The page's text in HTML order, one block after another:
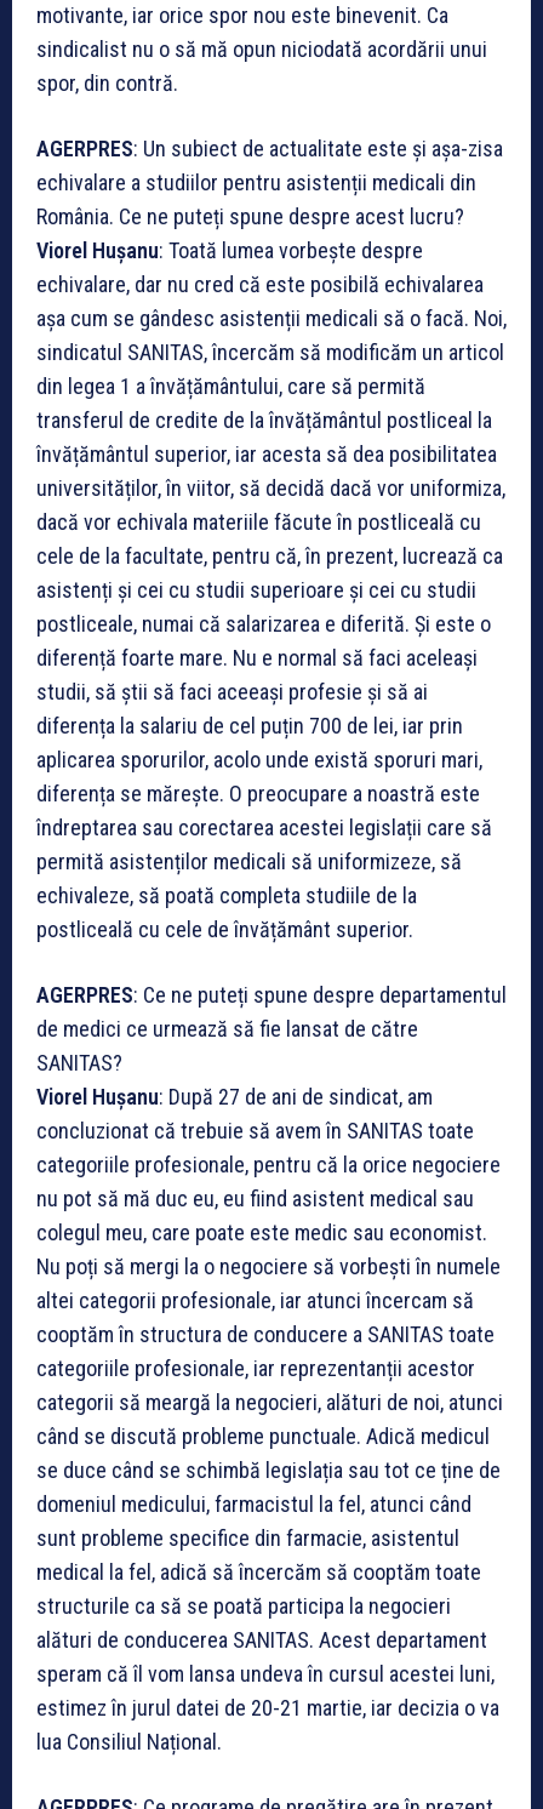
motivante, iar orice spor nou este binevenit. Ca
sindicalist nu o să mă opun niciodată acordării unui
spor, din contră.
AGERPRES: Un subiect de actualitate este și așa-zisa
echivalare a studiilor pentru asistenții medicali din
România. Ce ne puteți spune despre acest lucru?
Viorel Hușanu: Toată lumea vorbește despre
echivalare, dar nu cred că este posibilă echivalarea
așa cum se gândesc asistenții medicali să o facă. Noi,
sindicatul SANITAS, încercăm să modificăm un articol
din legea 1 a învățământului, care să permită
transferul de credite de la învățământul postliceal la
învățământul superior, iar acesta să dea posibilitatea
universităților, în viitor, să decidă dacă vor uniformiza,
dacă vor echivala materiile făcute în postliceală cu
cele de la facultate, pentru că, în prezent, lucrează ca
asistenți și cei cu studii superioare și cei cu studii
postliceale, numai că salarizarea e diferită. Și este o
diferență foarte mare. Nu e normal să faci aceleași
studii, să știi să faci aceeași profesie și să ai
diferența la salariu de cel puțin 700 de lei, iar prin
aplicarea sporurilor, acolo unde există sporuri mari,
diferența se mărește. O preocupare a noastră este
îndreptarea sau corectarea acestei legislații care să
permită asistenților medicali să uniformizeze, să
echivaleze, să poată completa studiile de la
postliceală cu cele de învățământ superior.
AGERPRES: Ce ne puteți spune despre departamentul
de medici ce urmează să fie lansat de către
SANITAS?
Viorel Hușanu: După 27 de ani de sindicat, am
concluzionat că trebuie să avem în SANITAS toate
categoriile profesionale, pentru că la orice negociere
nu pot să mă duc eu, eu fiind asistent medical sau
colegul meu, care poate este medic sau economist.
Nu poți să mergi la o negociere să vorbești în numele
altei categorii profesionale, iar atunci încercam să
cooptăm în structura de conducere a SANITAS toate
categoriile profesionale, iar reprezentanții acestor
categorii să meargă la negocieri, alături de noi, atunci
când se discută probleme punctuale. Adică medicul
se duce când se schimbă legislația sau tot ce ține de
domeniul medicului, farmacistul la fel, atunci când
sunt probleme specifice din farmacie, asistentul
medical la fel, adică să încercăm să cooptăm toate
structurile ca să se poată participa la negocieri
alături de conducerea SANITAS. Acest departament
speram că îl vom lansa undeva în cursul acestei luni,
estimez în jurul datei de 20-21 martie, iar decizia o va
lua Consiliul Național.